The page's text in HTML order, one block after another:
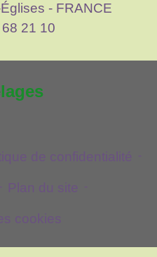
- FRANCE
21 10
de confidentialité -
- Plan du site -
cookies